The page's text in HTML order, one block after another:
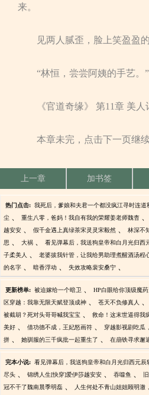
来。
见两人腻歪，脸上笑盈盈的
“林恒，尝尝阿姨的手艺。”
《官道奇缘》 第11章 美人
本章未完，点击下一页继续
上一章 加书签
热门点击: 我死后，爹娘和夫君一个都没疯江寻时连道
尘 、 重生八零，爸妈！我自有我的荣耀姜老师魏杳 、
越安安 、 假千金遇上真绿茶宋灵灵宋毅然 、 林深不
思 、 大祸 、 看见弹幕后，我送狗皇帝和白月光归西
子柔美人 、 老婆拔我针管，让我给男助理煮醒酒汤程
的名字 、 暗香浮动 、 失效攻略裴安桑宁 、
更新榜单: 被迫嫁给一个暗卫 、 HP白眼给你顶级魔
区穿越：我靠无限天赋登顶成神 、 苍天不负修真人 、
被截胡？死对头哥哥喊我宝宝 、 救命！这末世逼得我
美好 、 借功德不成，王妃怒画符 、 穿越影视剧吃瓜
拼 、 她驯服的三千疯批一起重生了 、 在崩铁寻求邂
完本小说: 看见弹幕后，我送狗皇帝和白月光归西元辰
尽头 、 锦绣人生[快穿]爱伊莎越安安 、 吞噬鱼 、
冠不干了魏南晨季明磊 、 人生何处不青山姐姐顾明澈